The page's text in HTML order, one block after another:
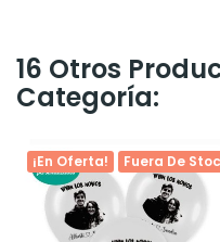
16 Otros
Categoría:
¡En Oferta! Fuera De